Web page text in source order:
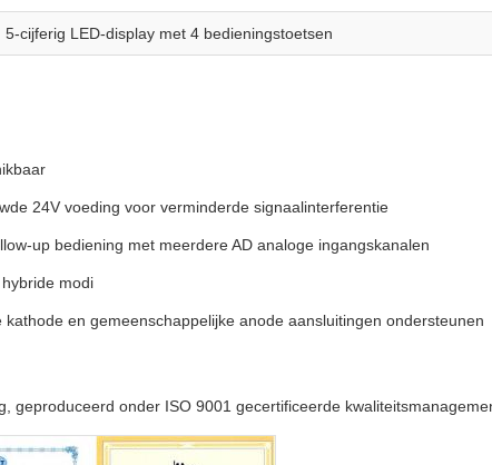
5-cijferig LED-display met 4 bedieningstoetsen
24V voeding voor verminderde signaalinterferentie
up bediening met meerdere AD analoge ingangskanalen
modi
en gemeenschappelijke anode aansluitingen ondersteunen
geproduceerd onder ISO 9001 gecertificeerde